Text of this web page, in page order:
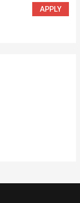
APPLY